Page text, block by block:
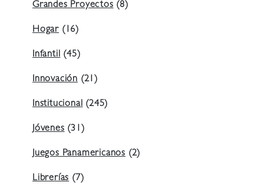
Grandes Proyectos (8)
Hogar (16)
Infantil (45)
Innovación (21)
Institucional (245)
Jóvenes (31)
Juegos Panamericanos (2)
Librerías (7)